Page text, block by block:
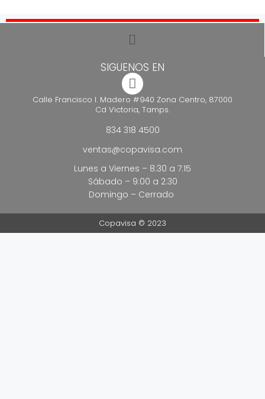
SIGUENOS EN
Calle Francisco I. Madero #940 Zona Centro, 87000
Cd Victoria, Tamps.
834 318 4500
ventas@copavisa.com
Lunes a Viernes – 8:30 a 7:15
Sábado – 9:00 a 2:30
Domingo – Cerrado
Copavisa © 2023